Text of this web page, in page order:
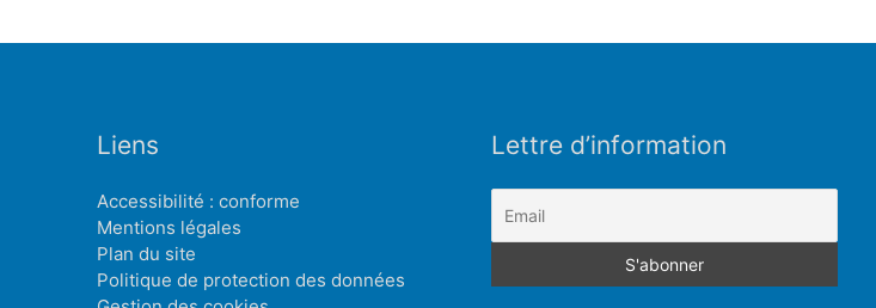
Liens
Accessibilité : conforme
Mentions légales
Plan du site
Politique de protection des données
Lettre d’information